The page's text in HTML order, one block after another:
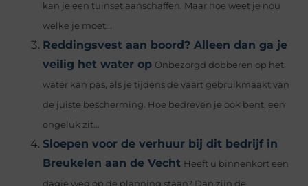
kan je een tuinset aanschaffen. Maar hoe weet je nou
welke je moet...
Reddingsvest aan boord? Alleen dan ga je
veilig het water op Onbezorgd dobberen op het
water kan pas, als je tijdens de vaart gebruikmaakt van
de juiste bescherming. Hoe bedreven je ook bent, een
ongeluk zit...
Sloepen voor de verhuur bij dit bedrijf in
Breukelen aan de Vecht Heeft u binnenkort een
dagje weg op de planning staan? Dan zijn de